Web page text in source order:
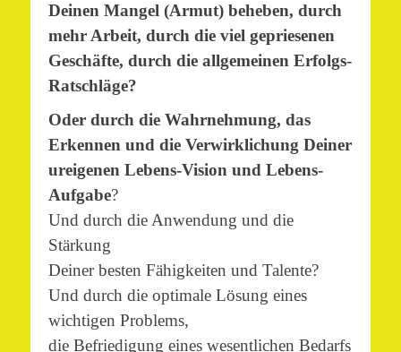
Deinen Mangel (Armut) beheben, durch
mehr Arbeit, durch die viel gepriesenen
Geschäfte, durch die allgemeinen Erfolgs-
Ratschläge?
Oder durch die Wahrnehmung, das
Erkennen und die Verwirklichung Deiner
ureigenen Lebens-Vision und Lebens-
Aufgabe?
Und durch die Anwendung und die
Stärkung
Deiner besten Fähigkeiten und Talente?
Und durch die optimale Lösung eines
wichtigen Problems,
die Befriedigung eines wesentlichen Bedarfs